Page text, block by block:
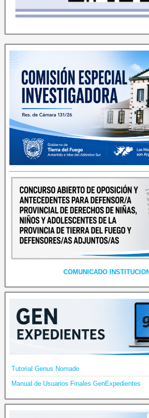
COMUNICADO
Tutorial Genus Nomade
Manual de Usuarios Finales GenExpedientes